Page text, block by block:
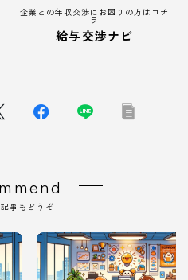
企業との年収交渉にお困りの方はコチ
ラ
給与交渉ナビ
事もどうぞ